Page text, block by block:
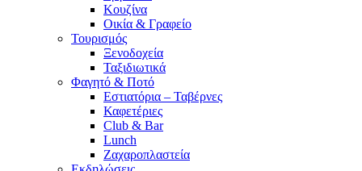
Κουζίνα
Οικία & Γραφείο
Τουρισμός
Ξενοδοχεία
Ταξιδιωτικά
Φαγητό & Ποτό
Εστιατόρια – Ταβέρνες
Καφετέριες
Club & Bar
Lunch
Ζαχαροπλαστεία